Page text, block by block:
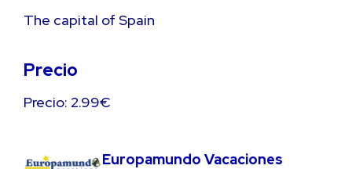
The capital of Spain
Precio
Precio: 2.99€
Europamundo Vacaciones